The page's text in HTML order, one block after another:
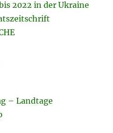
2022 in der Ukraine
– Landtage